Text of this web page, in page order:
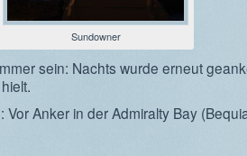
Sundowner
sein: Nachts wurde erneut
Vor Anker in der Admiralty Bay